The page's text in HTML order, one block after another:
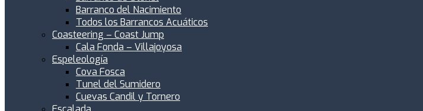
Barranco del Nacimiento
Todos los Barrancos Acuáticos
Coasteering – Coast Jump
Cala Fonda – Villajoyosa
Espeleología
Cova Fosca
Tunel del Sumidero
Cuevas Candil y Tornero